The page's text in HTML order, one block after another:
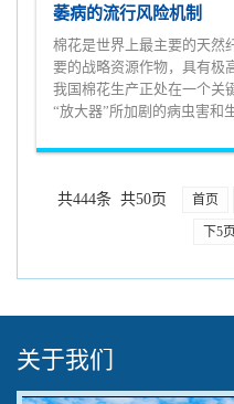
萎病的流行风险机制
棉花是世界上最主要的天然
要的战略资源作物，具有极
我国棉花生产正处在一个关
“放大器”所加剧的病虫害和
共444条 共50页 首页
下5页
关于我们